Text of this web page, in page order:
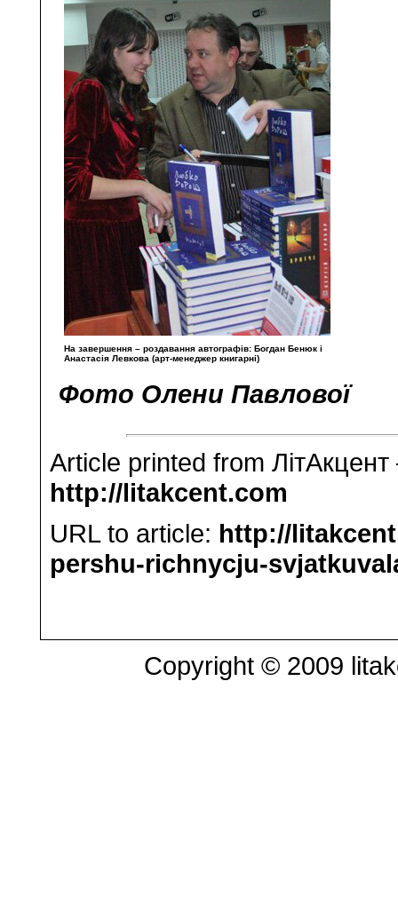
На завершення – роздавання автографів: Богдан Бенюк і
Анастасія Левкова (арт-менеджер книгарні)
Фото Олени Павлової
Article printed from ЛітАкцент
http://litakcent.com
URL to article: http://
pershu-richnycju-
Copyright © 2009